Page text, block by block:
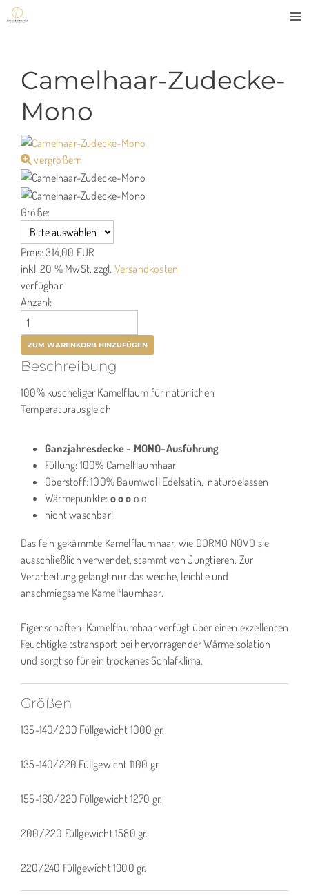
≡
Camelhaar-Zudecke-
Mono
vergrößern
Größe:
Preis:314,00 EUR
inkl. 20 % MwSt. zzgl. Versandkosten
verfügbar
Anzahl:
Beschreibung
100% kuscheliger Kamelflaum für natürlichen
Temperaturausgleich
Ganzjahresdecke - MONO-Ausführung
Füllung: 100% Camelflaumhaar
Oberstoff: 100% Baumwoll Edelsatin, naturbelassen
Wärmepunkte: o o o o o
nicht waschbar!
Das fein gekämmte Kamelflaumhaar, wie DORMO NOVO sie
ausschließlich verwendet, stammt von Jungtieren. Zur
Verarbeitung gelangt nur das weiche, leichte und
anschmiegsame Kamelflaumhaar.
Eigenschaften: Kamelflaumhaar verfügt über einen exzellenten
Feuchtigkeitstransport bei hervorragender Wärmeisolation
und sorgt so für ein trockenes Schlafklima.
Größen
135-140/200 Füllgewicht 1000 gr.
135-140/220 Füllgewicht 1100 gr.
155-160/220 Füllgewicht 1270 gr.
200/220 Füllgewicht 1580 gr.
220/240 Füllgewicht 1900 gr.